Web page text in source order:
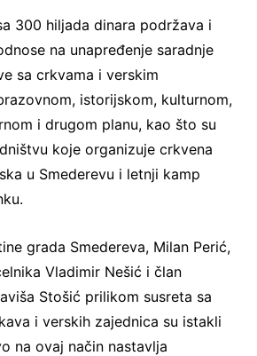
300 hiljada dinara podržava i
na unapređenje saradnje
sa crkvama i verskim
istorijskom, kulturnom,
i drugom planu, kao što su
koje organizuje crkvena
u Smederevu i letnji kamp
grada Smedereva, Milan Perić,
Vladimir Nešić i član
Stošić prilikom susreta sa
i verskih zajednica su istakli
na ovaj način nastavlja